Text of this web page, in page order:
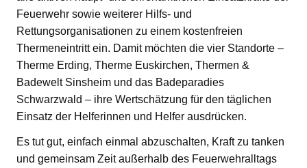
Feuerwehr sowie weiterer Hilfs- und
Rettungsorganisationen zu einem kostenfreien
Thermeneintritt ein. Damit möchten die vier Standorte –
Therme Erding, Therme Euskirchen, Thermen &
Badewelt Sinsheim und das Badeparadies
Schwarzwald – ihre Wertschätzung für den täglichen
Einsatz der Helferinnen und Helfer ausdrücken.
Es tut gut, einfach einmal abzuschalten, Kraft zu tanken
und gemeinsam Zeit außerhalb des Feuerwehralltags